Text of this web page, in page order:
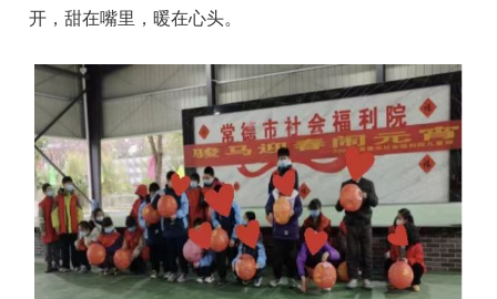
开，甜在嘴里，暖在心头。